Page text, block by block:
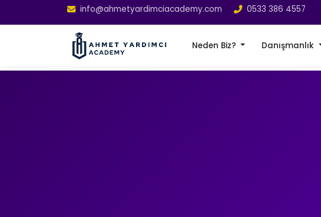
info@ahmetyardimciacademy.com 0533 386 4557
Neden Biz? Danışmanlık